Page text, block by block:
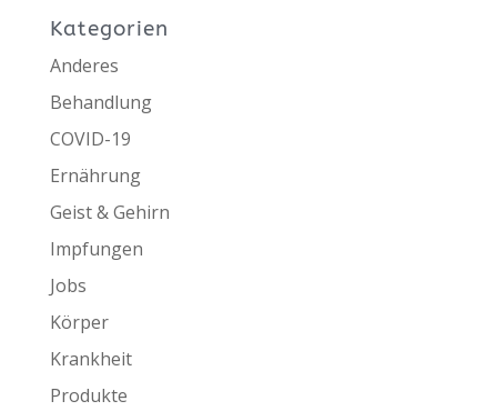
Kategorien
Anderes
Behandlung
COVID-19
Ernährung
Geist & Gehirn
Impfungen
Jobs
Körper
Krankheit
Produkte